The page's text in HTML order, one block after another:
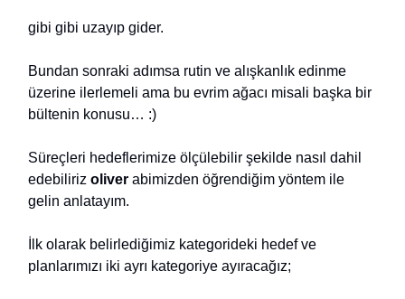
gibi gibi uzayıp gider.
Bundan sonraki adımsa rutin ve alışkanlık edinme
üzerine ilerlemeli ama bu evrim ağacı misali başka bir
bültenin konusu… :)
Süreçleri hedeflerimize ölçülebilir şekilde nasıl dahil
edebiliriz oliver abimizden öğrendiğim yöntem ile
gelin anlatayım.
İlk olarak belirlediğimiz kategorideki hedef ve
planlarımızı iki ayrı kategoriye ayıracağız;